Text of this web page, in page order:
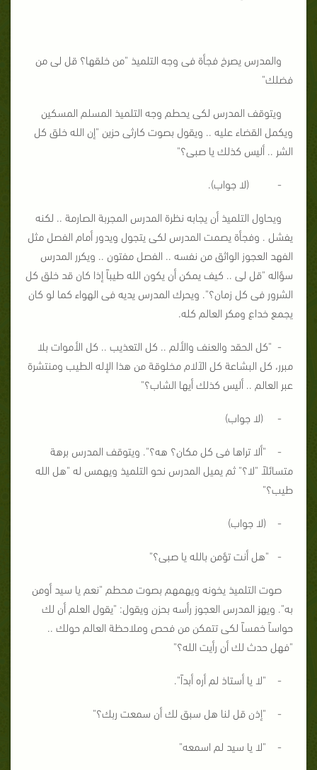
والمدرس يصرخ فجأة فى وجه التلميذ "من خلقها؟ قل لى من
فضلك"
ويتوقف المدرس لكى يحطم وجه التلميذ المسلم المسكين
ويكمل القضاء عليه .. ويقول بصوت كارثى حزين "إن الله خلق كل
الشر .. أليس كذلك يا صبى؟"
- (لا جواب).
ويحاول التلميذ أن يجابه نظرة المدرس المجربة الصارمة .. لكنه
يفشل . وفجأة يصمت المدرس لكى يتجول ويدور أمام الفصل مثل
الفهد العجوز الواثق من نفسه .. الفصل مفتون .. ويكرر المدرس
سؤاله "قل لى .. كيف يمكن أن يكون الله طيباً إذا كان قد خلق كل
الشرور فى كل زمان؟". ويحرك المدرس يديه فى الهواء كما لو كان
يجمع خداع ومكر العالم كله.
- "كل الحقد والعنف والألم .. كل التعذيب .. كل الأموات بلا
مبرر، كل البشاعة كل الآلام مخلوقة من هذا الإله الطيب ومنتشرة
عبر العالم .. أليس كذلك أيها الشاب؟"
- (لا جواب)
- "ألا تراها فى كل مكان؟ هه؟". ويتوقف المدرس برهة
متسائلاً "لا؟" ثم يميل المدرس نحو التلميذ ويهمس له "هل الله
طيب؟"
- (لا جواب)
- "هل أنت تؤمن بالله يا صبى؟"
صوت التلميذ يخونه ويهمهم بصوت محطم "نعم يا سيد أومن
به". ويهز المدرس العجوز رأسه بحزن ويقول: "يقول العلم أن لك
حواساً خمساً لكى تتمكن من فحص وملاحظة العالم حولك ..
"فهل حدث لك أن رأيت الله؟"
- "لا يا أستاذ لم أره أبداً".
- "إذن قل لنا هل سبق لك أن سمعت ربك؟"
- "لا يا سيد لم اسمعه"